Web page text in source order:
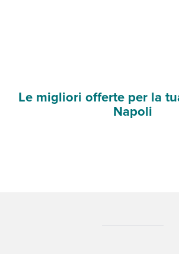
Le migliori offerte per la
Napoli